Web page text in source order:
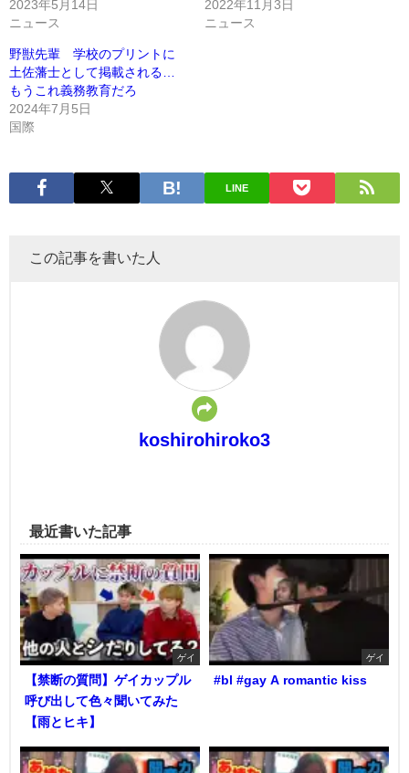
2023年5月14日
ニュース
2022年11月3日
ニュース
野獣先輩 学校のプリントに
土佐藩士として掲載される…
もうこれ義務教育だろ
2024年7月5日
国際
LINE
この記事を書いた人
koshirohiroko3
最近書いた記事
ゲイ
【禁断の質問】ゲイカップル
呼び出して色々聞いてみた
【雨とヒキ】
ゲイ
#bl #gay A romantic kiss